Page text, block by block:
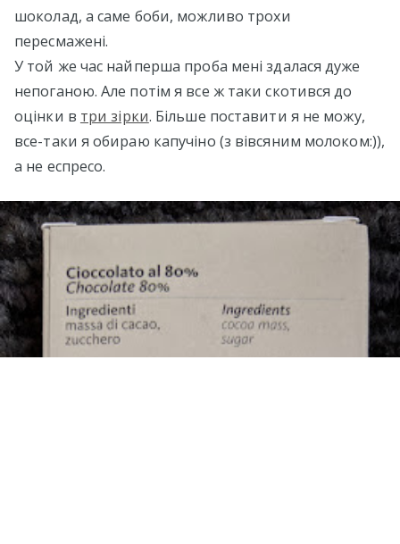
шоколад, а саме боби, можливо трохи
пересмажені.
У той же час найперша проба мені здалася дуже
непоганою. Але потім я все ж таки скотився до
оцінки в три зірки. Більше поставити я не можу,
все-таки я обираю капучіно (з вівсяним молоком:)),
а не еспресо.